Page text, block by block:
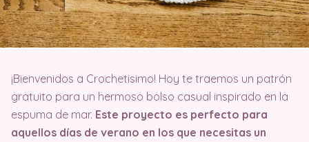
¡Bienvenidos a Crochetisimo! Hoy te traemos un patrón
gratuito para un hermoso bolso casual inspirado en la
espuma de mar. Este proyecto es perfecto para
aquellos días de verano en los que necesitas un